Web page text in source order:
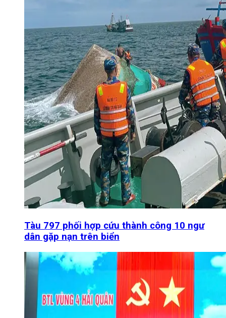
Tàu 797 phối hợp cứu thành công 10 ngư
dân gặp nạn trên biển